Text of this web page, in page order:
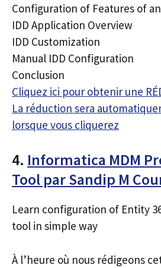
Configuration of Features of
IDD Application Overview
IDD Customization
Manual IDD Configuration
Conclusion
Cliquez ici pour obtenir une
La réduction sera
lorsque vous cliquerez
4. Informatica MDM
Tool par Sandip M
Learn configuration of Entity
tool in simple way
À l’heure où nous rédigeons